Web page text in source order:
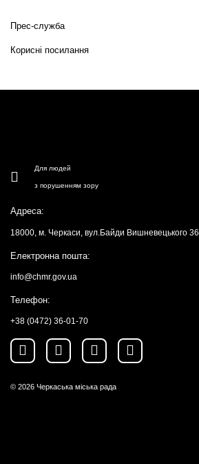
Прес-служба
Корисні посилання
Для людей
з порушенням зору
Адреса:
18000, м. Черкаси, вул.Байди Вишневецького 36
Електронна пошта:
info@chmr.gov.ua
Телефон:
+38 (0472) 36-01-70
© 2026 Черкаська міська рада